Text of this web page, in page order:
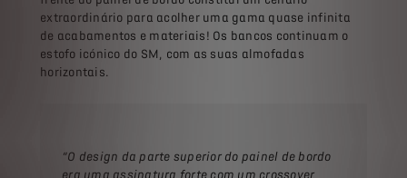
extraordinário para acolher uma gama quase infinita
de acabamentos e materiais! Os bancos continuam o
estofo icónico do SM, com as suas almofadas
horizontais.
“O design da parte superior do painel de bordo
era uma assinatura forte com um crossover